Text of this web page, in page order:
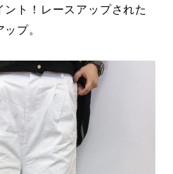
ト！レースアップされた
プ。